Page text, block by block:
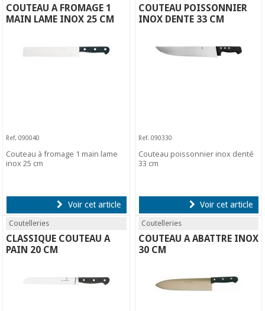
COUTEAU A FROMAGE 1
MAIN LAME INOX 25 CM
Ref. 090040
Couteau à fromage 1 main lame
inox 25 cm
Voir cet article
COUTEAU POISSONNIER
INOX DENTE 33 CM
Ref. 090330
Couteau poissonnier inox denté
33 cm
Voir cet article
Coutelleries
CLASSIQUE COUTEAU A
PAIN 20 CM
Coutelleries
COUTEAU A ABATTRE INOX
30 CM